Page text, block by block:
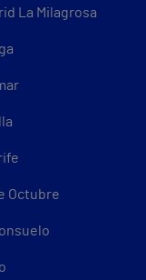
La Milagrosa
Octubre